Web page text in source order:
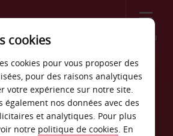
Menu
voiture
cookies
cookies pour vous proposer des
pour des raisons analytiques
votre expérience sur notre site.
également nos données avec des
et analytiques. Pour plus
notre politique de cookies. En